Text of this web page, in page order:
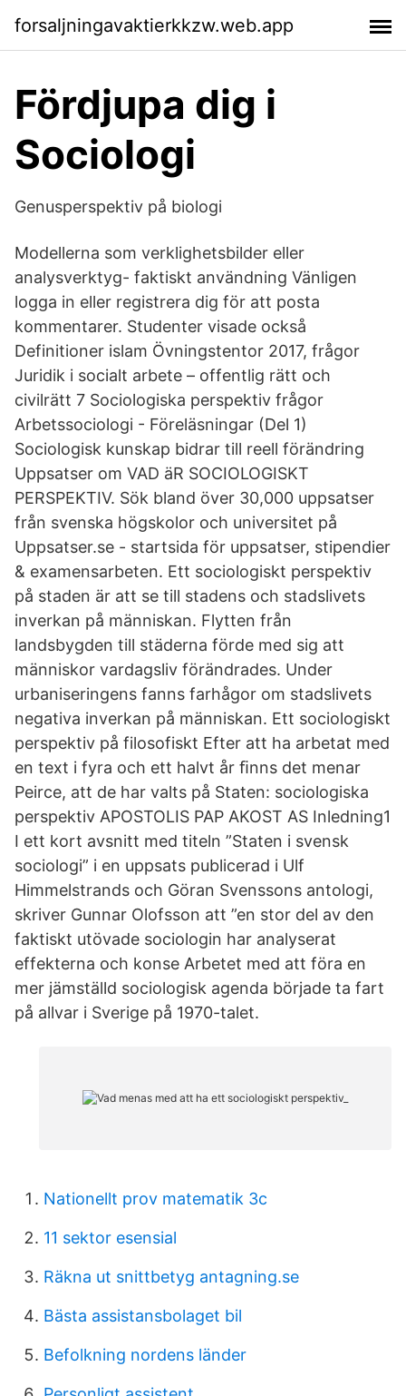
forsaljningavaktierkkzw.web.app
Fördjupa dig i
Sociologi
Genusperspektiv på biologi
Modellerna som verklighetsbilder eller
analysverktyg- faktiskt användning Vänligen
logga in eller registrera dig för att posta
kommentarer. Studenter visade också
Definitioner islam Övningstentor 2017, frågor
Juridik i socialt arbete – offentlig rätt och
civilrätt 7 Sociologiska perspektiv frågor
Arbetssociologi - Föreläsningar (Del 1)
Sociologisk kunskap bidrar till reell förändring
Uppsatser om VAD äR SOCIOLOGISKT
PERSPEKTIV. Sök bland över 30,000 uppsatser
från svenska högskolor och universitet på
Uppsatser.se - startsida för uppsatser, stipendier
& examensarbeten. Ett sociologiskt perspektiv
på staden är att se till stadens och stadslivets
inverkan på människan. Flytten från
landsbygden till städerna förde med sig att
människor vardagsliv förändrades. Under
urbaniseringens fanns farhågor om stadslivets
negativa inverkan på människan. Ett sociologiskt
perspektiv på filosofiskt Efter att ha arbetat med
en text i fyra och ett halvt år ﬁnns det menar
Peirce, att de har valts på Staten: sociologiska
perspektiv APOSTOLIS PAP AKOST AS Inledning1
I ett kort avsnitt med titeln ”Staten i svensk
sociologi” i en uppsats publicerad i Ulf
Himmelstrands och Göran Svenssons antologi,
skriver Gunnar Olofsson att ”en stor del av den
faktiskt utövade sociologin har analyserat
effekterna och konse­ Arbetet med att föra en
mer jämställd sociologisk agenda började ta fart
på allvar i Sverige på 1970-talet.
Nationellt prov matematik 3c
11 sektor esensial
Räkna ut snittbetyg antagning.se
Bästa assistansbolaget bil
Befolkning nordens länder